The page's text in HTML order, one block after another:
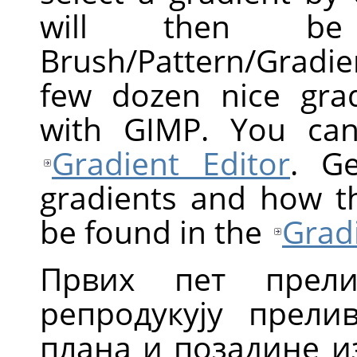
will then
Brush/Pattern/
few dozen nice
with GIMP. You
Gradient Editor.
gradients and how
be found in the
Првих пет
репродукују
плана и позадине